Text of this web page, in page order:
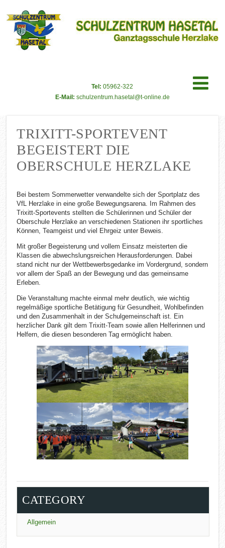
Tel: 05962-322
E-Mail: schulzentrum.hasetal@t-online.de
TRIXITT-SPORTEVENT
BEGEISTERT DIE
OBERSCHULE HERZLAKE
Bei bestem Sommerwetter verwandelte sich der Sportplatz des
VfL Herzlake in eine große Bewegungsarena. Im Rahmen des
Trixitt-Sportevents stellten die Schülerinnen und Schüler der
Oberschule Herzlake an verschiedenen Stationen ihr sportliches
Können, Teamgeist und viel Ehrgeiz unter Beweis.
Mit großer Begeisterung und vollem Einsatz meisterten die
Klassen die abwechslungsreichen Herausforderungen. Dabei
stand nicht nur der Wettbewerbsgedanke im Vordergrund, sondern
vor allem der Spaß an der Bewegung und das gemeinsame
Erleben.
Die Veranstaltung machte einmal mehr deutlich, wie wichtig
regelmäßige sportliche Betätigung für Gesundheit, Wohlbefinden
und den Zusammenhalt in der Schulgemeinschaft ist. Ein
herzlicher Dank gilt dem Trixitt-Team sowie allen Helferinnen und
Helfern, die diesen besonderen Tag ermöglicht haben.
CATEGORY
Allgemein